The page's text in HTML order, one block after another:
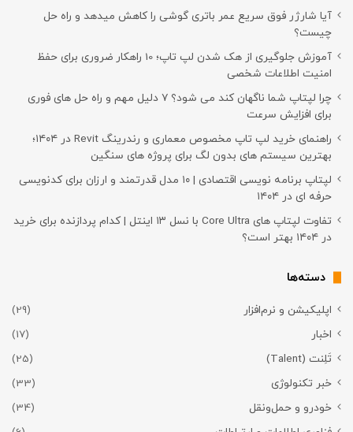
آیا شارژر فوق سریع عمر باتری گوشی را کاهش میدهد و راه حل
چیست؟
آموزش جلوگیری از هک شدن لپ تاپ؛ 10 راهکار ضروری برای حفظ
امنیت اطلاعات شخصی
چرا لپتاپ شما ناگهان کند می شود؟ ۷ دلیل مهم و راه حل های فوری
برای افزایش سرعت
راهنمای خرید لپ تاپ مخصوص معماری و رندرینگ Revit در ۱۴۰۴؛
بهترین سیستم های بدون لگ برای پروژه های سنگین
لپتاپ برنامه نویسی اقتصادی | ۱۰ مدل قدرتمند و ارزان برای کدنویسی
حرفه ای در ۱۴۰۴
تفاوت لپتاپ های Core Ultra با نسل ۱۳ اینتل | کدام پردازنده برای خرید
در ۱۴۰۴ بهتر است؟
دسته‌ها
اپلیکیشن و نرم‌افزار
(29)
اخبار
(17)
تَلِنت (Talent)
(25)
خبر تکنولوژی
(33)
خودرو و حمل‌و‌نقل
(34)